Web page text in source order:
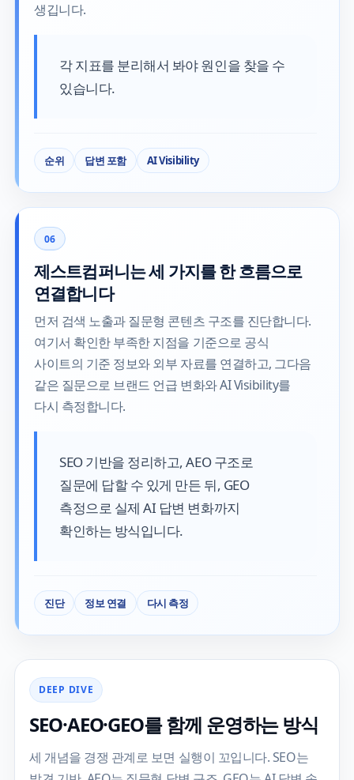
생깁니다.
각 지표를 분리해서 봐야 원인을 찾을 수
있습니다.
순위 답변 포함 AI Visibility
06
제스트컴퍼니는 세 가지를 한 흐름으로
연결합니다
먼저 검색 노출과 질문형 콘텐츠 구조를 진단합니다.
여기서 확인한 부족한 지점을 기준으로 공식
사이트의 기준 정보와 외부 자료를 연결하고, 그다음
같은 질문으로 브랜드 언급 변화와 AI Visibility를
다시 측정합니다.
SEO 기반을 정리하고, AEO 구조로
질문에 답할 수 있게 만든 뒤, GEO
측정으로 실제 AI 답변 변화까지
확인하는 방식입니다.
진단 정보 연결 다시 측정
DEEP DIVE
SEO·AEO·GEO를 함께 운영하는 방식
세 개념을 경쟁 관계로 보면 실행이 꼬입니다. SEO는